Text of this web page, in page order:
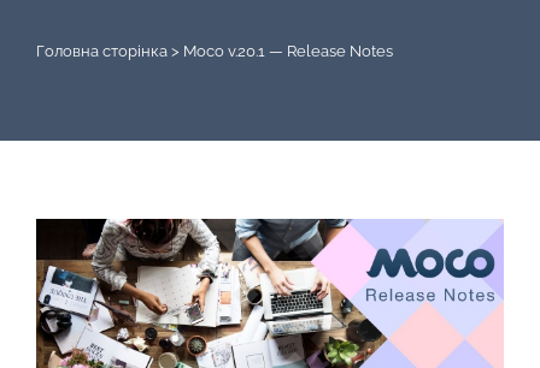
Головна сторінка > Moco v.20.1 — Release Notes
Larger
Image